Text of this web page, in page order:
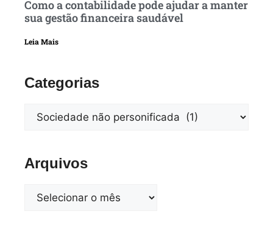
Como a contabilidade pode ajudar a manter
sua gestão financeira saudável
Leia Mais
Categorias
Arquivos